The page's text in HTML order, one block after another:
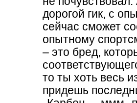
дорогой гик, с
сейчас сможет
опытному
– это бред,
то ты хоть весь
придешь